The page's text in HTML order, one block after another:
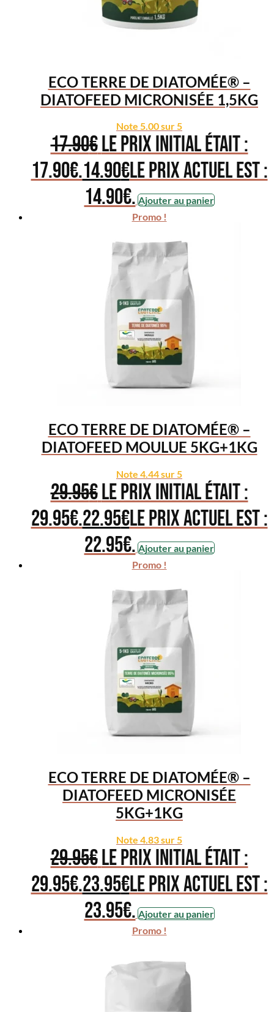
ECO TERRE DE DIATOMÉE® –
DIATOFEED MICRONISÉE 1,5KG
Note 5.00sur 5
17.90€Le prix initial était :
17.90€.14.90€Le prix actuel est :
14.90€. Ajouter au panier
Promo !
ECO TERRE DE DIATOMÉE® –
DIATOFEED MOULUE 5KG+1KG
Note 4.44sur 5
29.95€Le prix initial était :
29.95€.22.95€Le prix actuel est :
22.95€. Ajouter au panier
Promo !
ECO TERRE DE DIATOMÉE® –
DIATOFEED MICRONISÉE
5KG+1KG
Note 4.83sur 5
29.95€Le prix initial était :
29.95€.23.95€Le prix actuel est :
23.95€. Ajouter au panier
Promo !